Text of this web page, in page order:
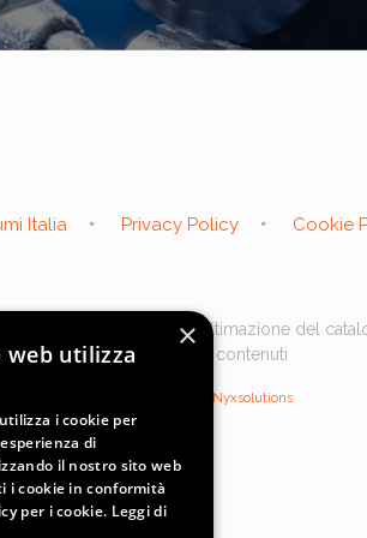
Italia Privacy Policy Cookie
site in aggiornamento & ultimazione del
troverai sempre nuovi contenuti
Nyxsolutions
×
web utilizza
i cookie per
di
il nostro sito web
i cookie in conformità
per i cookie. Leggi di